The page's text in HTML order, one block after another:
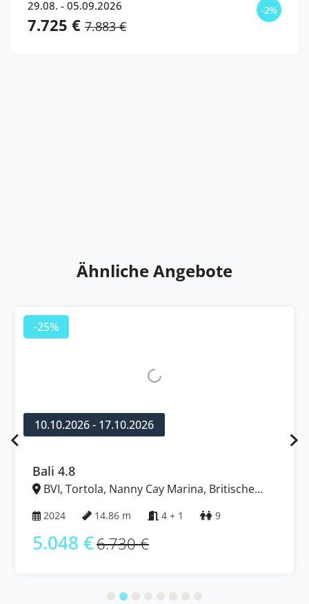
29.08. - 05.09.2026 -2%
7.725 € 7.883 €
Ähnliche Angebote
-25%
10.10.2026 - 17.10.2026
Bali 4.8
BVI, Tortola, Nanny Cay Marina, Britische
2024 14.86 m 4 + 1 9
5.048 €6.730 €